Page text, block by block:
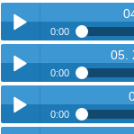
pause
pause
Play /
03. Женсовет -
Play /
0:00
04. Женсовет - Новый
Play /
05.
0:00
05. Женсовет -
0:00